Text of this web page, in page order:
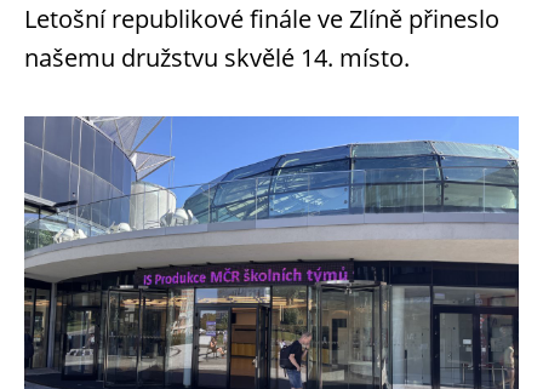
Letošní republikové finále ve Zlíně přineslo
našemu družstvu skvělé 14. místo.